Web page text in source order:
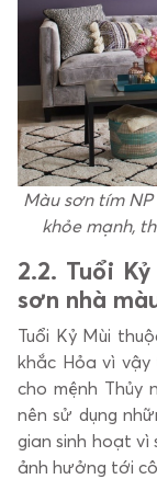
Màu sơn tím
khỏe mạnh,
2.2. Tuổi
sơn nhà
Tuổi Kỷ Mùi
khắc Hỏa vì vậy
cho mệnh Thủy
nên sử dụng
gian sinh hoạt vì
ảnh hưởng tới